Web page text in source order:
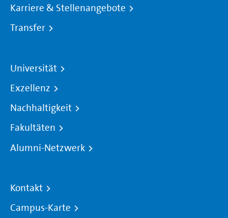
Karriere & Stellenangebote
Transfer
Universität
Exzellenz
Nachhaltigkeit
Fakultäten
Alumni-Netzwerk
Kontakt
Campus-Karte